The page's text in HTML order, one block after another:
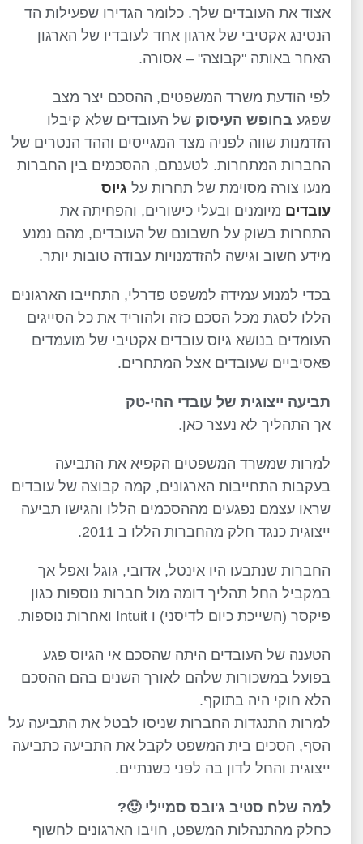
אצוד את העובדים שלך. כלומר הגדירו שפעילות הד
הנטינג אקטיבי של ארגון אחד לעובדיו של הארגון
האחר באותה "קבוצה" – אסורה.
לפי הודעת משרד המשפטים, ההסכם יצר מצב
שפגעבחופש העיסוקשל העובדים שלא קיבלו
הזדמנות שווה לפניה מצד המגייסים וההד הנטרים של
החברות המתחרות. לטענתם, ההסכמים בין החברות
מנעו צורה מסוימת של תחרות עלגיוס
עובדיםמיומנים ובעלי כישורים, והפחיתה את
התחרות בשוק על חשבונם של העובדים, מהם נמנע
מידע חשוב וגישה להזדמנויות עבודה טובות יותר.
בכדי למנוע עמידה למשפט פדרלי, התחייבו הארגונים
הללו לסגת מכל הסכם כזה ולהוריד את כל הסייגים
העומדים בנושא גיוס עובדים אקטיבי של מועמדים
פאסיביים שעובדים אצל המתחרים.
תביעה ייצוגית של עובדי ההי-טק
אך התהליך לא נעצר כאן.
למרות שמשרד המשפטים הקפיא את התביעה
בעקבות התחייבות הארגונים, קמה קבוצה של עובדים
שראו עצמם נפגעים מההסכמים הללו והגישו תביעה
ייצוגית כנגד חלק מהחברות הללו ב 2011.
החברות שנתבעו היו אינטל, אדובי, גוגל ואפל אך
במקביל החל תהליך דומה מול חברות נוספות כגון
פיקסר (השייכת כיום לדיסני) ו Intuit ואחרות נוספות.
הטענה של העובדים היתה שהסכם אי הגיוס פגע
בפועל במשכורות שלהם לאורך השנים בהם ההסכם
הלא חוקי היה בתוקף.
למרות התנגדות החברות שניסו לבטל את התביעה על
הסף, הסכים בית המשפט לקבל את התביעה כתביעה
ייצוגית והחל לדון בה לפני כשנתיים.
למה שלח סטיב ג'ובס סמיילי🙂
?
כחלק מהתנהלות המשפט, חויבו הארגונים לחשוף